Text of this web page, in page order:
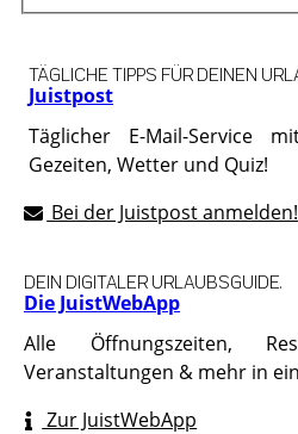
Juistpost
TÄGLICHE TIPPS FÜR DEINEN
Täglicher E-Mail-Service
Gezeiten, Wetter und Quiz!
Bei der Juistpost anmelden!
Die JuistWebApp
DEIN DIGITALER URLAUBSGUIDE.
Alle Öffnungszeiten,
Veranstaltungen & mehr in
Zur JuistWebApp